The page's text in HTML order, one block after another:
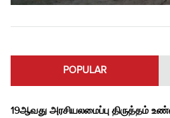
POPULAR
19ஆவது அரசியலமைப்பு திருத்தம்